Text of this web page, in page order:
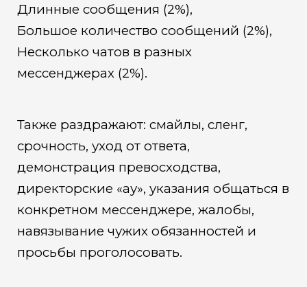
Длинные сообщения (2%),
Большое количество сообщений (2%),
Несколько чатов в разных
мессенджерах (2%).
Также раздражают: смайлы, сленг,
срочность, уход от ответа,
демонстрация превосходства,
директорские «ау», указания общаться в
конкретном мессенджере, жалобы,
навязывание чужих обязанностей и
просьбы проголосовать.